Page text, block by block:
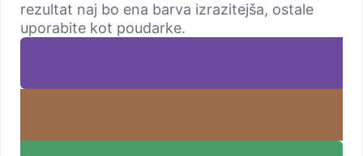
rezultat naj bo ena barva izrazitejša, ostale
uporabite kot poudarke.